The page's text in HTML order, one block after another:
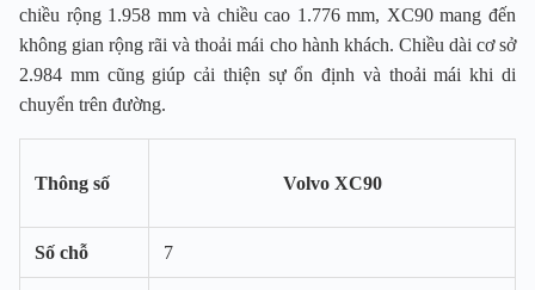
chiều rộng 1.958 mm và chiều cao 1.776 mm, XC90 mang đến
không gian rộng rãi và thoải mái cho hành khách. Chiều dài cơ sở
2.984 mm cũng giúp cải thiện sự ổn định và thoải mái khi di
chuyển trên đường.
Thông số Volvo XC90
Số chỗ 7